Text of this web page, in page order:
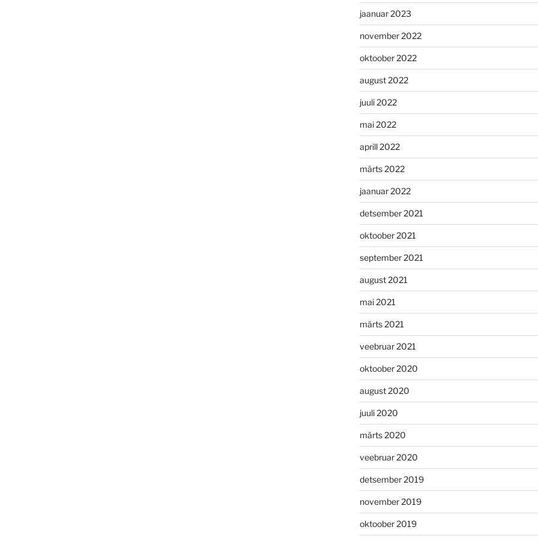
jaanuar 2023
november 2022
oktoober 2022
august 2022
juuli 2022
mai 2022
aprill 2022
märts 2022
jaanuar 2022
detsember 2021
oktoober 2021
september 2021
august 2021
mai 2021
märts 2021
veebruar 2021
oktoober 2020
august 2020
juuli 2020
märts 2020
veebruar 2020
detsember 2019
november 2019
oktoober 2019